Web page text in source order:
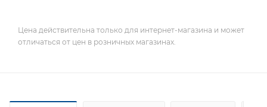
Цена действительна только для интернет-магазина и может
отличаться от цен в розничных магазинах.